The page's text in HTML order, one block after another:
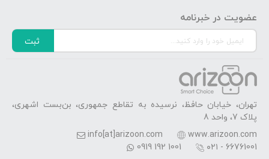
عضویت در خبرنامه
ثبت
تهران، خیابان حافظ، نرسیده به تقاطع جمهوری، بن‌بست اشهری،
پلاک 7، واحد 8
www.arizoon.com
info[at]arizoon.com
۰۲۱ - 66761001
0919 192 1001